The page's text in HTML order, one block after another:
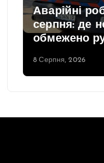
Аварійні
серпня: де
обмежено
8 Серпня, 2026